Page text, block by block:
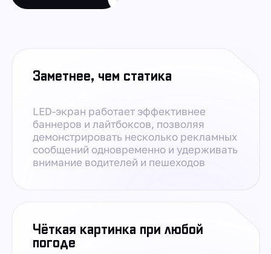
Заметнее, чем статика
LED-экран работает эффективнее
баннеров и лайтбоксов, позволяя
демонстрировать несколько рекламных
сообщений одновременно и удерживать
внимание водителей и пешеходов
Чёткая картинка при любой
погоде